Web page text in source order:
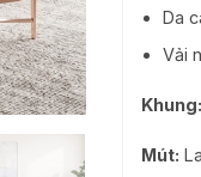
Da
Vải
Khung:
Mút: